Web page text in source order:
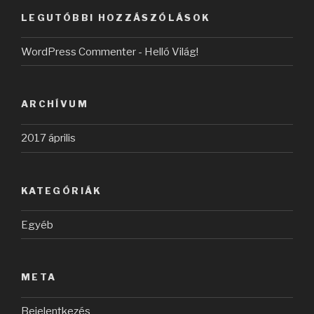
LEGUTÓBBI HOZZÁSZÓLÁSOK
WordPress Commenter - Helló Világ!
ARCHÍVUM
2017 április
KATEGÓRIÁK
Egyéb
META